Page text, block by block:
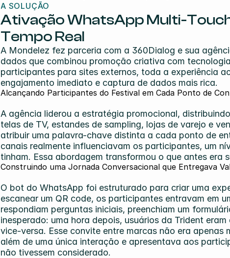
A SOLUÇÃO
Ativação WhatsApp Multi-
Tempo Real
A Mondelez fez parceria com a 360Dialog e sua
dados que combinou promoção criativa com
participantes para sites externos, toda a experiência
engajamento imediato e captura de dados mais rica.
Alcançando Participantes do Festival em Cada Ponto de
A agência liderou a estratégia promocional,
telas de TV, estandes de sampling, lojas de varejo e
atribuir uma palavra-chave distinta a cada ponto de
canais realmente influenciavam os participantes, um
tinham. Essa abordagem transformou o que antes era
Construindo uma Jornada Conversacional que Entregava
O bot do WhatsApp foi estruturado para criar uma
escanear um QR code, os participantes entravam em
respondiam perguntas iniciais, preenchiam um
inesperado: uma hora depois, usuários da Trident
vice-versa. Esse convite entre marcas não era
além de uma única interação e apresentava aos
não tivessem considerado.